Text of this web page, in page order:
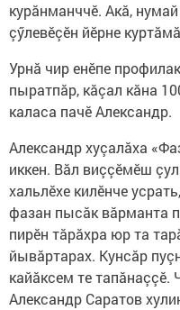
курăнманччӗ. Акă,
çӳлевӗçӗн йӗрне
Урнă чир енӗпе
пыратпăр, кăçал кăна
каласа пачӗ Александр.
Александр хуçалăха
иккен. Вăл виççӗмӗш
хальлӗхе килӗнче
фазан пысăк вăрманта
пирӗн тăрăхра юр та
йывăртарах. Кунсăр
кайăксем те
Александр Саратов